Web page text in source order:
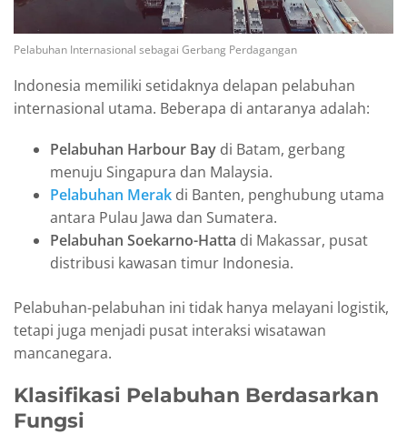
Pelabuhan Internasional sebagai Gerbang Perdagangan
Indonesia memiliki setidaknya delapan pelabuhan
internasional utama. Beberapa di antaranya adalah:
Pelabuhan Harbour Bay di Batam, gerbang
menuju Singapura dan Malaysia.
Pelabuhan Merak di Banten, penghubung utama
antara Pulau Jawa dan Sumatera.
Pelabuhan Soekarno-Hatta di Makassar, pusat
distribusi kawasan timur Indonesia.
Pelabuhan-pelabuhan ini tidak hanya melayani logistik,
tetapi juga menjadi pusat interaksi wisatawan
mancanegara.
Klasifikasi Pelabuhan Berdasarkan
Fungsi